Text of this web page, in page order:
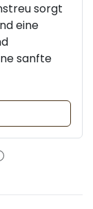
sorgt
eine
sanfte